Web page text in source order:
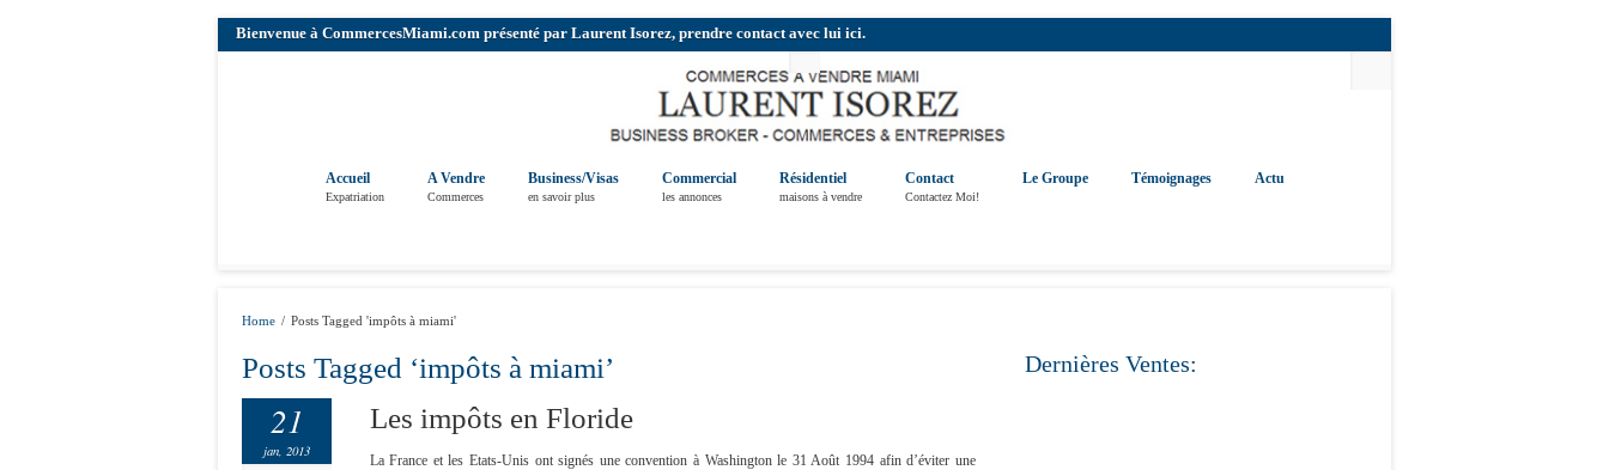
Bienvenue à CommercesMiami.com présenté par Laurent Isorez, prendre contact avec lui ici.
Accueil
Expatriation
A Vendre
Commerces
Business/Visas
en savoir plus
Commercial
les annonces
Résidentiel
maisons à vendre
Contact
Contactez Moi!
Le Groupe Témoignages Actu
Home / Posts Tagged 'impôts à miami'
Posts Tagged ‘impôts à miami’
21
jan, 2013
Les impôts en Floride
La France et les Etats-Unis ont signés une convention à Washington le 31 Août 1994 afin d’éviter une
Dernières Ventes: